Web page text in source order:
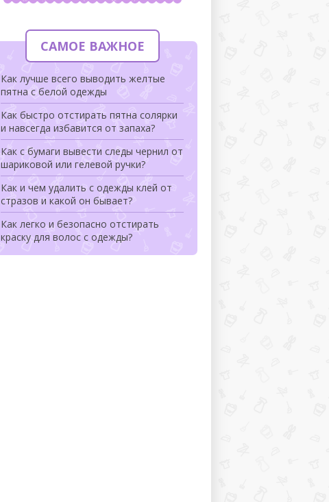
САМОЕ ВАЖНОЕ
Как лучше всего выводить желтые
пятна с белой одежды
Как быстро отстирать пятна солярки
и навсегда избавится от запаха?
Как с бумаги вывести следы чернил от
шариковой или гелевой ручки?
Как и чем удалить с одежды клей от
стразов и какой он бывает?
Как легко и безопасно отстирать
краску для волос с одежды?